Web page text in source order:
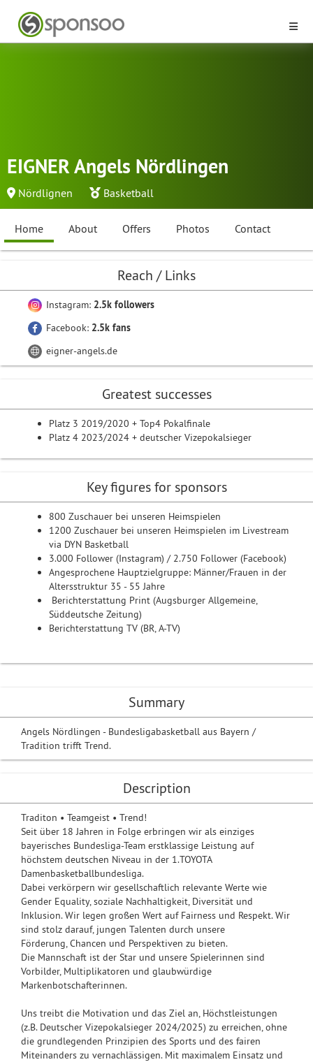
EIGNER Angels Nördlingen
Nördlignen Basketball
Home About Offers Photos Contact
Summary
Angels Nördlingen - Bundesligabasketball aus Bayern /
Tradition trifft Trend.
Description
Traditon • Teamgeist • Trend!
Seit über 18 Jahren in Folge erbringen wir als einziges
bayerisches Bundesliga-Team erstklassige Leistung auf
höchstem deutschen Niveau in der 1.TOYOTA
Damenbasketballbundesliga.
Dabei verkörpern wir gesellschaftlich relevante Werte wie
Gender Equality, soziale Nachhaltigkeit, Diversität und
Inklusion. Wir legen großen Wert auf Fairness und Respekt. Wir
sind stolz darauf, jungen Talenten durch unsere
Förderung, Chancen und Perspektiven zu bieten.
Die Mannschaft ist der Star und unsere Spielerinnen sind
Vorbilder, Multiplikatoren und glaubwürdige
Markenbotschafterinnen.
Uns treibt die Motivation und das Ziel an, Höchstleistungen
(z.B. Deutscher Vizepokalsieger 2024/2025) zu erreichen, ohne
die grundlegenden Prinzipien des Sports und des fairen
Miteinanders zu vernachlässigen. Mit maximalem Einsatz und
Reach / Links
Instagram: 2.5k followers
Facebook: 2.5k fans
eigner-angels.de
Greatest successes
Platz 3 2019/2020 + Top4 Pokalfinale
Platz 4 2023/2024 + deutscher Vizepokalsieger
Key figures for sponsors
800 Zuschauer bei unseren Heimspielen
1200 Zuschauer bei unseren Heimspielen im Livestream
via DYN Basketball
3.000 Follower (Instagram) / 2.750 Follower (Facebook)
Angesprochene Hauptzielgruppe: Männer/Frauen in der
Altersstruktur 35 - 55 Jahre
Berichterstattung Print (Augsburger Allgemeine,
Süddeutsche Zeitung)
Berichterstattung TV (BR, A-TV)